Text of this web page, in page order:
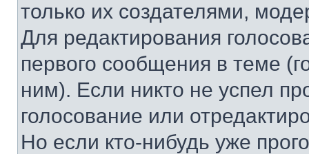
только их создателями,
Для редактирования
первого сообщения в теме
ним). Если никто не успел
голосование или
Но если кто-нибудь уже